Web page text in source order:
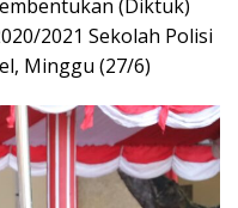
(Diktuk)
2021 Sekolah Polisi
Minggu (27/6)